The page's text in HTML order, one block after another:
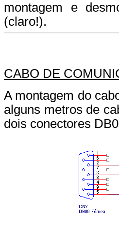
montagem e
(claro!).
CABO DE
A montagem do
alguns metros de
dois conectores